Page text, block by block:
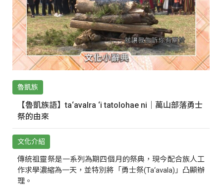
魯凱族
【魯凱族語】ta‘avalra ‘i tatolohae ni｜萬山部落勇士
祭的由來
文化介紹
傳統祖靈祭是一系列為期四個月的祭典，現今配合族人工
作求學濃縮為一天，並特別將「勇士祭(Ta‘avala)」凸顯辦
理。